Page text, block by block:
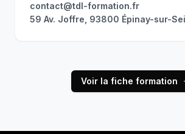
contact@tdl-formation.fr
59 Av. Joffre, 93800 Épinay-sur-
Voir la fiche formation